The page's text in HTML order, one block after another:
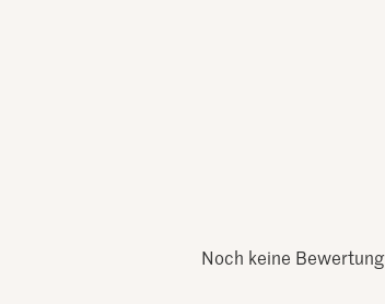
Noch keine Bewertung